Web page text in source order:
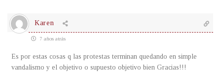
Karen
7 años atrás
Es por estas cosas q las protestas terminan quedando en simple
vandalismo y el objetivo o supuesto objetivo bien Gracias!!!